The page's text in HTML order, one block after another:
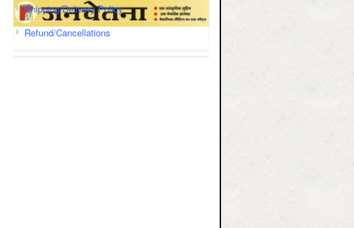
Shipping/Delivery Policy
Refund/Cancellations